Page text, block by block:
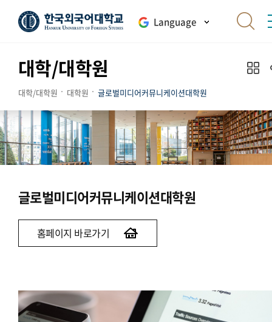
Language
대학/대학원
대학/대학원 대학원 글로벌미디어커뮤니케이션대학원
글로벌미디어커뮤니케이션대학원
홈페이지 바로가기